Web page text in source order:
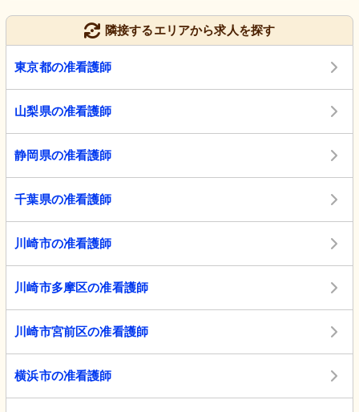
隣接するエリアから求人を探す
東京都の准看護師
山梨県の准看護師
静岡県の准看護師
千葉県の准看護師
川崎市の准看護師
川崎市多摩区の准看護師
川崎市宮前区の准看護師
横浜市の准看護師